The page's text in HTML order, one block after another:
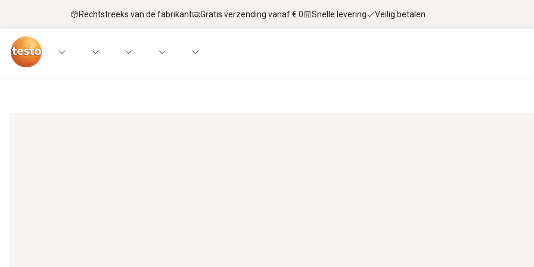
Rechtstreeks van de fabrikant Gratis verzending vanaf € 0 Snelle levering Veilig betalen